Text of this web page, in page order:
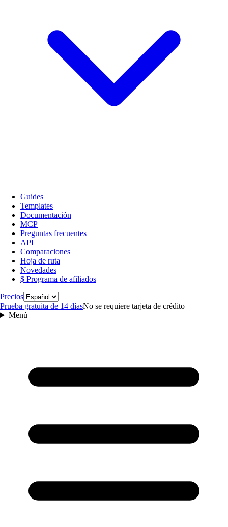
Guides
Templates
Documentación
MCP
Preguntas frecuentes
API
Comparaciones
Hoja de ruta
Novedades
$ Programa de afiliados
PreciosIdioma
Prueba gratuita de 14 díasNo se requiere tarjeta de crédito
Menú